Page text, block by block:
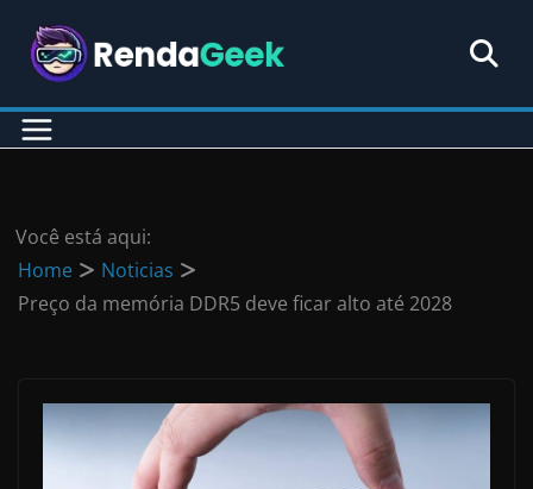
para
conteúdo
Você está aqui:
Home
Noticias
Preço da memória DDR5 deve ficar alto até 2028